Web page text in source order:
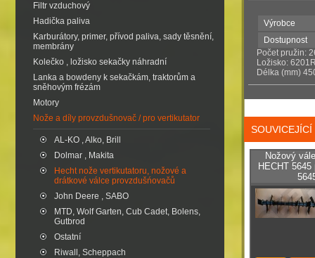
Filtr vzduchový
Hadička paliva
Karburátory, primer, přívod paliva, sady těsnění,
membrány
Kolečko , ložisko sekačky náhradní
Lanka a bowdeny k sekačkám, traktorům a
sněhovým frézám
Motory
Nože a díly provzdušnovač / pro vertikutator
AL-KO , Alko, Brill
Dolmar , Makita
Hecht nože vertikutatoru, nožové a
drátkové válce provzdušńovačů
John Deere , SABO
MTD, Wolf Garten, Cub Cadet, Bolens,
Gutbrod
Ostatní
Riwall, Scheppach
Výrobce
Dostupnost
Počet pružin:
Ložisko:
Délka (mm)
Nožový
HECHT